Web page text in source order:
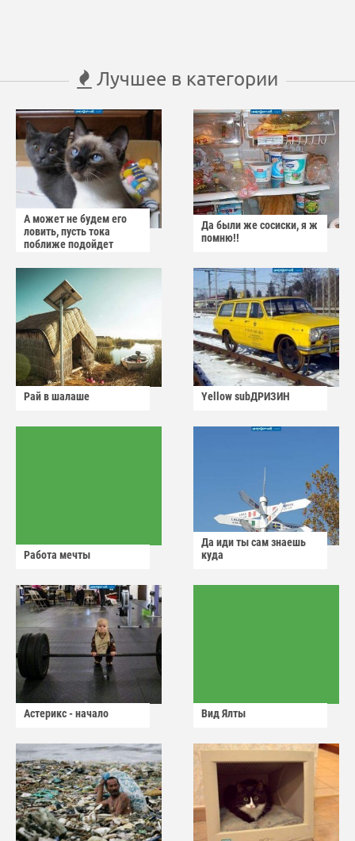
Лучшее в категории
А может не будем его
ловить, пусть тока
поближе подойдет
Да были же сосиски, я ж
помню!!
Рай в шалаше Yellow subДРИЗИН
Работа мечты
Да иди ты сам знаешь
куда
Астерикс - начало Вид Ялты